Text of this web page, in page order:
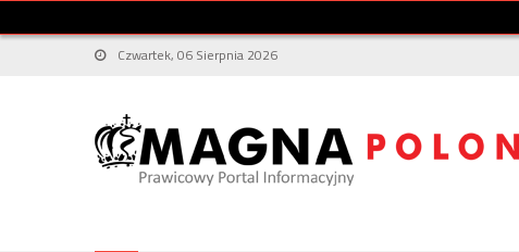
Czwartek, 06 Sierpnia 2026